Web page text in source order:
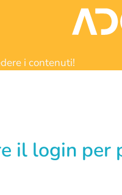
i contenuti!
il login per